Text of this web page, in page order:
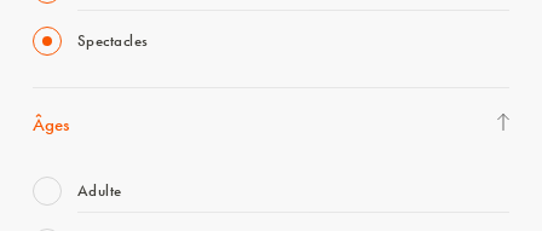
Spectacles
Âges
Adulte